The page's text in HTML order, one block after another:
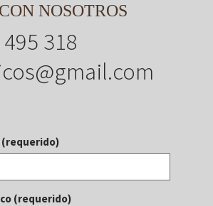
NOSOTROS
318
(requerido)
(requerido)